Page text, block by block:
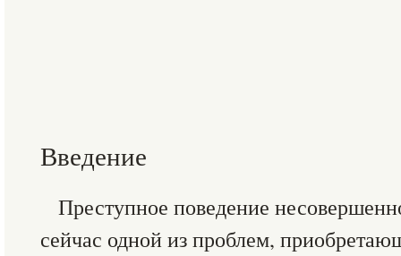
Введение
Преступное поведение
сейчас одной из проблем,